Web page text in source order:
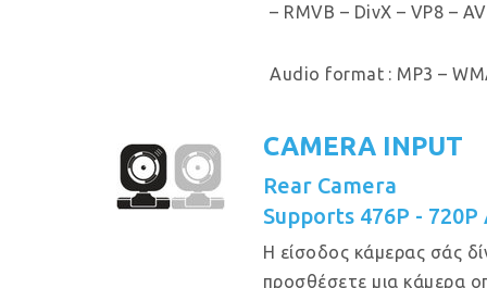
– RMVB – DivX – VP8 –
Audio format : MP3 –
CAMERA INPUT
Rear Camera
Supports 476P - 720P
Η είσοδος κάμερας σάς
προσθέσετε μια κάμερα